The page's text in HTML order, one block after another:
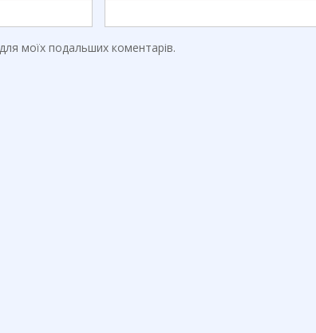
моїх подальших коментарів.